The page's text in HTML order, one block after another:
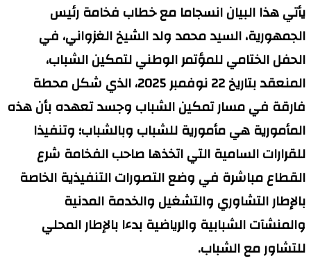
يأتي هذا البيان انسجاما مع خطاب فخامة رئيس
الجمهورية، السيد محمد ولد الشيخ الغزواني، في
الحفل الختامي للمؤتمر الوطني لتمكين الشباب،
المنعقد بتاريخ 22 نوفمبر 2025، الذي شكل محطة
فارقة في مسار تمكين الشباب وجسد تعهده بأن هذه
المأمورية هي مأمورية للشباب وبالشباب؛ وتنفيذا
للقرارات السامية التي اتخذها صاحب الفخامة شرع
القطاع مباشرة في وضع التصورات التنفيذية الخاصة
بالإطار التشاوري والتشغيل والخدمة المدنية
والمنشآت الشبابية والرياضية بدءا بالإطار المحلي
للتشاور مع الشباب.